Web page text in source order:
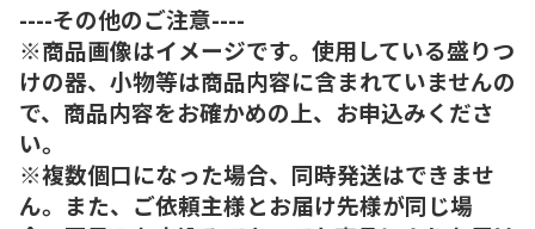
----その他のご注意----
※商品画像はイメージです。使用している盛りつ
けの器、小物等は商品内容に含まれていませんの
で、商品内容をお確かめの上、お申込みくださ
い。
※複数個口になった場合、同時発送はできませ
ん。また、ご依頼主様とお届け先様が同じ場